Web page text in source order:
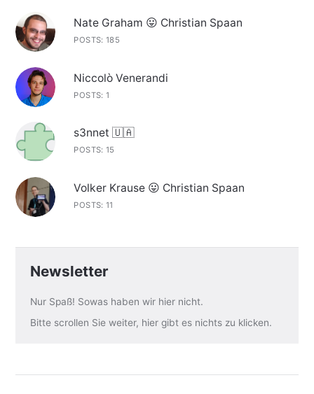
Nate Graham 😛 Christian Spaan
POSTS: 185
Niccolò Venerandi
POSTS: 1
s3nnet 🇺🇦
POSTS: 15
Volker Krause 😛 Christian Spaan
POSTS: 11
Newsletter
Nur Spaß! Sowas haben wir hier nicht.
Bitte scrollen Sie weiter, hier gibt es nichts zu klicken.